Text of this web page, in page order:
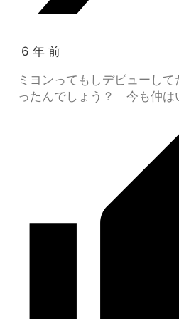
6 年 前
ミヨンってもしデビューし
ったんでしょう？ 今も仲は